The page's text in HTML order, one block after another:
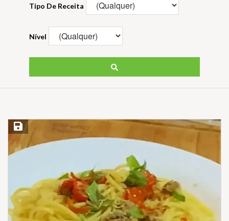
Tipo De Receita
Nível
Salvar Receita